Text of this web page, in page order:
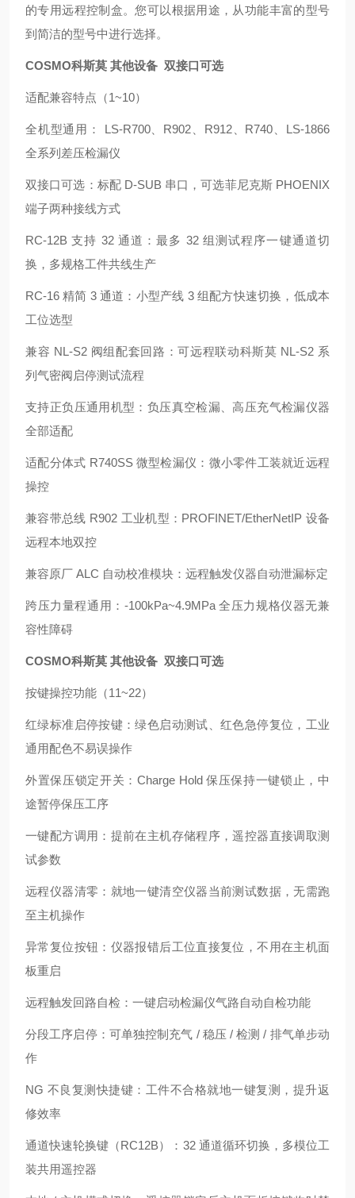
的专用远程控制盒。您可以根据用途，从功能丰富的型号
到简洁的型号中进行选择。
COSMO科斯莫 其他设备 双接口可选
适配兼容特点（1~10）
全机型通用： LS-R700、R902、R912、R740、LS-1866
全系列差压检漏仪
双接口可选：标配 D-SUB 串口，可选菲尼克斯 PHOENIX
端子两种接线方式
RC-12B 支持 32 通道：最多 32 组测试程序一键通道切
换，多规格工件共线生产
RC-16 精简 3 通道：小型产线 3 组配方快速切换，低成本
工位选型
兼容 NL-S2 阀组配套回路：可远程联动科斯莫 NL-S2 系
列气密阀启停测试流程
支持正负压通用机型：负压真空检漏、高压充气检漏仪器
全部适配
适配分体式 R740SS 微型检漏仪：微小零件工装就近远程
操控
兼容带总线 R902 工业机型：PROFINET/EtherNetIP 设备
远程本地双控
兼容原厂 ALC 自动校准模块：远程触发仪器自动泄漏标定
跨压力量程通用：-100kPa~4.9MPa 全压力规格仪器无兼
容性障碍
COSMO科斯莫 其他设备 双接口可选
按键操控功能（11~22）
红绿标准启停按键：绿色启动测试、红色急停复位，工业
通用配色不易误操作
外置保压锁定开关：Charge Hold 保压保持一键锁止，中
途暂停保压工序
一键配方调用：提前在主机存储程序，遥控器直接调取测
试参数
远程仪器清零：就地一键清空仪器当前测试数据，无需跑
至主机操作
异常复位按钮：仪器报错后工位直接复位，不用在主机面
板重启
远程触发回路自检：一键启动检漏仪气路自动自检功能
分段工序启停：可单独控制充气 / 稳压 / 检测 / 排气单步动
作
NG 不良复测快捷键：工件不合格就地一键复测，提升返
修效率
通道快速轮换键（RC12B）：32 通道循环切换，多模位工
装共用遥控器